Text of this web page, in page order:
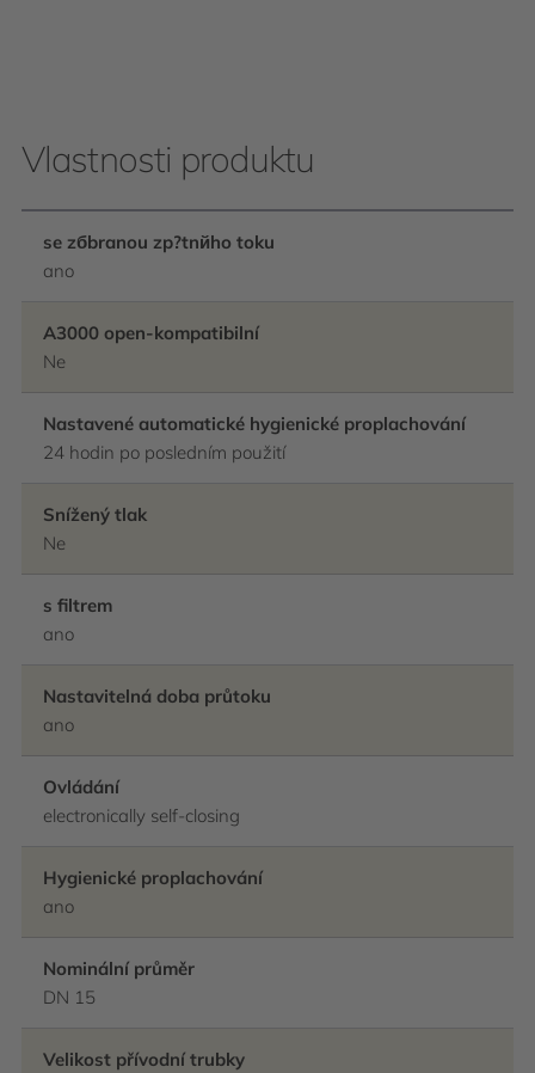
Vlastnosti produktu
se zбbranou zp?tnйho toku
ano
A3000 open-kompatibilní
Ne
Nastavené automatické hygienické proplachování
24 hodin po posledním použití
Snížený tlak
Ne
s filtrem
ano
Nastavitelná doba průtoku
ano
Ovládání
electronically self-closing
Hygienické proplachování
ano
Nominální průměr
DN 15
Velikost přívodní trubky